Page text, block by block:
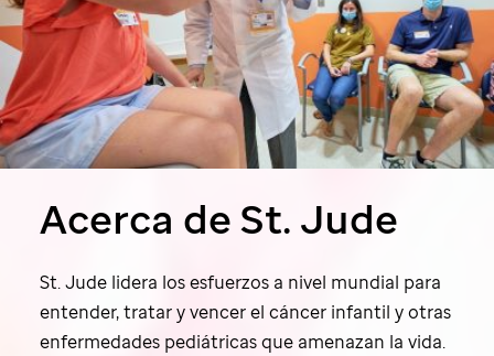
Acerca deSt. Jude
St. Jude lidera los esfuerzos a nivel mundial para
entender, tratar y vencer el cáncer infantil y otras
enfermedades pediátricas que amenazan la vida.